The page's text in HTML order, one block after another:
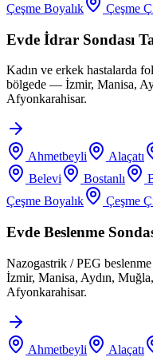
Çeşme Boyalık
Çeşme
Evde İdrar Sondası
Kadın ve erkek hastalarda
bölgede — İzmir, Manisa,
Afyonkarahisar.
Ahmetbeyli Alaçatı
Belevi
Bostanlı
Çeşme Boyalık
Çeşme
Evde Beslenme
Nazogastrik / PEG
İzmir, Manisa, Aydın,
Afyonkarahisar.
Ahmetbeyli Alaçatı